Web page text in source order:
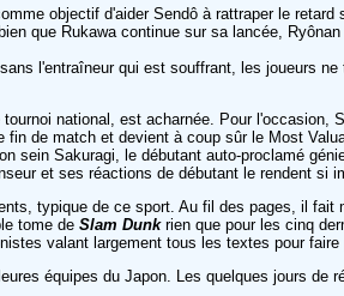
objectif d'aider Sendô à rattraper le
que Rukawa continue sur sa lancée,
l'entraîneur qui est souffrant, les joueurs
national, est acharnée. Pour
de match et devient à coup sûr le Most
sein Sakuragi, le débutant auto-proclamé
et ses réactions de débutant le rendent si
typique de ce sport. Au fil des pages, il
tome de Slam Dunkrien que pour les cinq
valant largement tous les textes pour faire
équipes du Japon. Les quelques jours de